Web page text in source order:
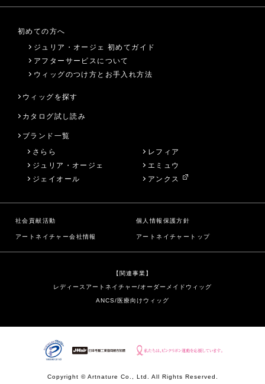
初めての方へ
ジュリア・オージェ 初めてガイド
アフターサービスについて
ウィッグのつけ方とお手入れ方法
ウィッグを探す
カタログ試し読み
ブランド一覧
さらら
ジュリア・オージェ
ジェイオール
レフィア
エミュウ
アンクス
社会貢献活動 個人情報保護方針
アートネイチャー会社情報 アートネイチャートップ
【関連事業】
レディースアートネイチャー/オーダーメイドウィッグ
ANCS/医療向けウィッグ
Copyright © Artnature Co., Ltd. All Rights Reserved.